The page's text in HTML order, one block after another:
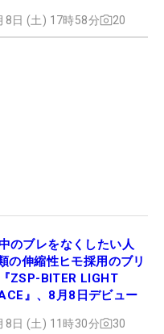
8日 (土) 17時58分 20
のブレをなくしたい人
の伸縮性ヒモ採用のブリ
ZSP-BITER LIGHT
』、8月8日デビュー
8日 (土) 11時30分 30